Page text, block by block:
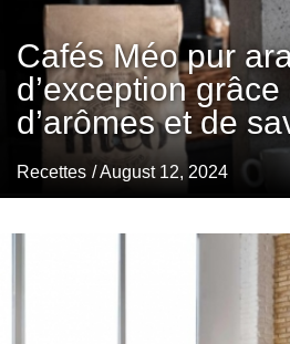
Cafés Méo pur
d’exception
d’arômes et de
Recettes / August 12, 2024